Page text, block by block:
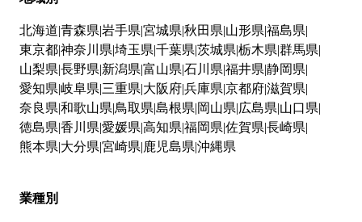
北海道 青森県 岩手県 宮城県 秋田県 山形県 福島県
東京都神奈川県 埼玉県 千葉県 茨城県 栃木県 群馬県
山梨県 長野県 新潟県 富山県 石川県 福井県 静岡県
愛知県 岐阜県 三重県 大阪府兵庫県 京都府滋賀県
奈良県 和歌山県 鳥取県 島根県 岡山県 広島県 山口県
徳島県 香川県 愛媛県 高知県 福岡県 佐賀県 長崎県
熊本県 大分県 宮崎県 鹿児島県 沖縄県
業種別